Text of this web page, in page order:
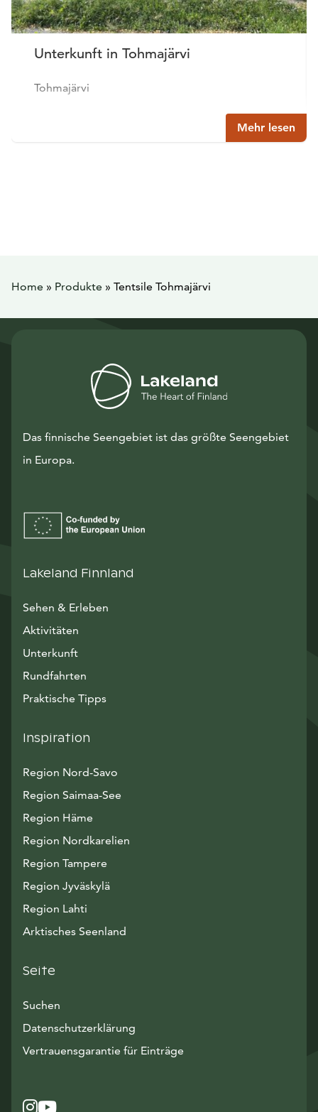
Unterkunft in Tohmajärvi
Tohmajärvi
Mehr lesen
Home » Produkte » Tentsile Tohmajärvi
Das finnische Seengebiet ist das größte Seengebiet
in Europa.
Lakeland Finnland
Sehen & Erleben
Aktivitäten
Unterkunft
Rundfahrten
Praktische Tipps
Inspiration
Region Nord-Savo
Region Saimaa-See
Region Häme
Region Nordkarelien
Region Tampere
Region Jyväskylä
Region Lahti
Arktisches Seenland
Seite
Suchen
Datenschutzerklärung
Vertrauensgarantie für Einträge
Instagram
Avautuu uuteen ikkunaan
YouTube
Avautuu uuteen ikkunaan